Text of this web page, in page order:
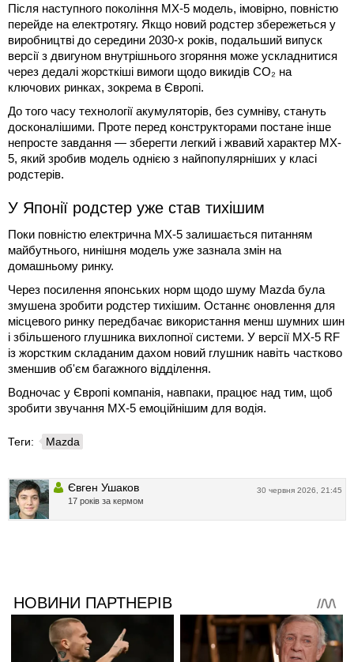
Після наступного покоління MX-5 модель, імовірно, повністю
перейде на електротягу. Якщо новий родстер збережеться у
виробництві до середини 2030-х років, подальший випуск
версії з двигуном внутрішнього згоряння може ускладнитися
через дедалі жорсткіші вимоги щодо викидів CO₂ на
ключових ринках, зокрема в Європі.
До того часу технології акумуляторів, без сумніву, стануть
досконалішими. Проте перед конструкторами постане інше
непросте завдання — зберегти легкий і жвавий характер MX-
5, який зробив модель однією з найпопулярніших у класі
родстерів.
У Японії родстер уже став тихішим
Поки повністю електрична MX-5 залишається питанням
майбутнього, нинішня модель уже зазнала змін на
домашньому ринку.
Через посилення японських норм щодо шуму Mazda була
змушена зробити родстер тихішим. Останнє оновлення для
місцевого ринку передбачає використання менш шумних шин
і збільшеного глушника вихлопної системи. У версії MX-5 RF
із жорстким складаним дахом новий глушник навіть частково
зменшив об'єм багажного відділення.
Водночас у Європі компанія, навпаки, працює над тим, щоб
зробити звучання MX-5 емоційнішим для водія.
Теги: Mazda
30 червня 2026, 21:45
Євген Ушаков
17 років за кермом